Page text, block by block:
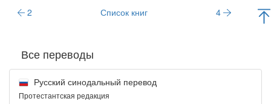
2 Список книг 4
Все переводы
Русский синодальный перевод
Протестантская редакция